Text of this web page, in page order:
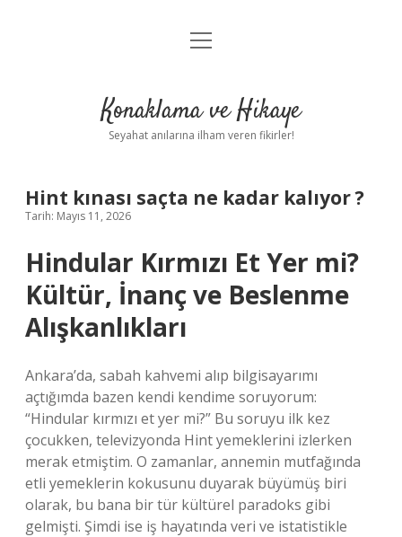
Anasayfa
Yasal Uyarı
menüyü
Konaklama ve Hikaye
Seyahat anılarına ilham veren fikirler!
Hint kınası saçta ne kadar kalıyor ?
Tarih: Mayıs 11, 2026
Hindular Kırmızı Et Yer mi?
Kültür, İnanç ve Beslenme
Alışkanlıkları
Ankara’da, sabah kahvemi alıp bilgisayarımı
açtığımda bazen kendi kendime soruyorum:
“Hindular kırmızı et yer mi?” Bu soruyu ilk kez
çocukken, televizyonda Hint yemeklerini izlerken
merak etmiştim. O zamanlar, annemin mutfağında
etli yemeklerin kokusunu duyarak büyümüş biri
olarak, bu bana bir tür kültürel paradoks gibi
gelmişti. Şimdi ise iş hayatında veri ve istatistikle